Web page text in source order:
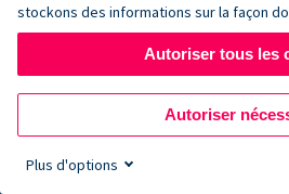
stockons des informations sur la façon
Autoriser tous les
Autoriser
Plus d'options